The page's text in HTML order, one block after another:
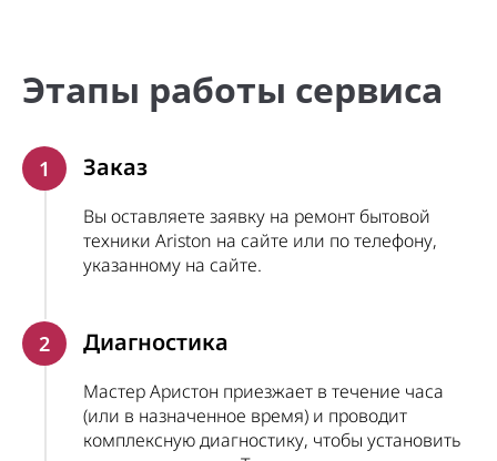
Этапы работы сервиса
1 Заказ
Вы оставляете заявку на ремонт бытовой
техники Ariston на сайте или по телефону,
указанному на сайте.
2 Диагностика
Мастер Аристон приезжает в течение часа
(или в назначенное время) и проводит
комплексную диагностику, чтобы установить